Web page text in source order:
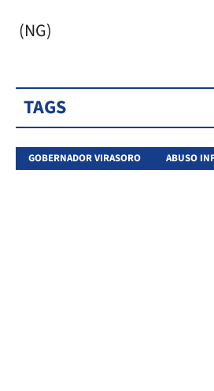
(NG)
TAGS
GOBERNADOR VIRASORO ABUSO